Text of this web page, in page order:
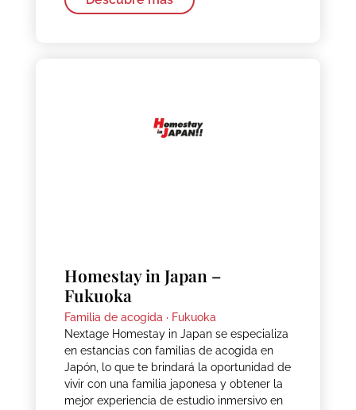
Homestay in Japan –
Fukuoka
Familia de acogida · Fukuoka
Nextage Homestay in Japan se especializa
en estancias con familias de acogida en
Japón, lo que te brindará la oportunidad de
vivir con una familia japonesa y obtener la
mejor experiencia de estudio inmersivo en